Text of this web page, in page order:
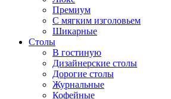
Премиум
С мягким изголовьем
Шикарные
Столы
В гостиную
Дизайнерские столы
Дорогие столы
Журнальные
Кофейные